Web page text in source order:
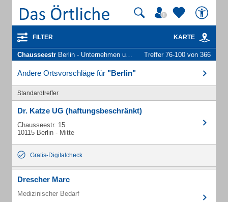
FILTER KARTE
Chausseestr Berlin - Unternehmen und Personen Treffer 76-100 von 366
Andere Ortsvorschläge für "Berlin"
Standardtreffer
Dr. Katze UG (haftungsbeschränkt)
Chausseestr. 15
10115 Berlin - Mitte
Gratis-Digitalcheck
Drescher Marc
Medizinischer Bedarf